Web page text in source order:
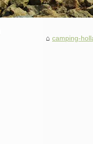
camping-